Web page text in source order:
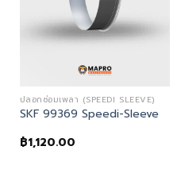
ปลอกซ่อมเพลา (SPEEDI SLEEVE)
SKF 99369 Speedi-Sleeve
฿1,120.00